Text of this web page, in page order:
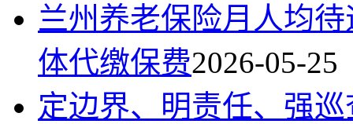
兰州养老保险月人均
体代缴保费2026-05-25
定边界、明责任、强